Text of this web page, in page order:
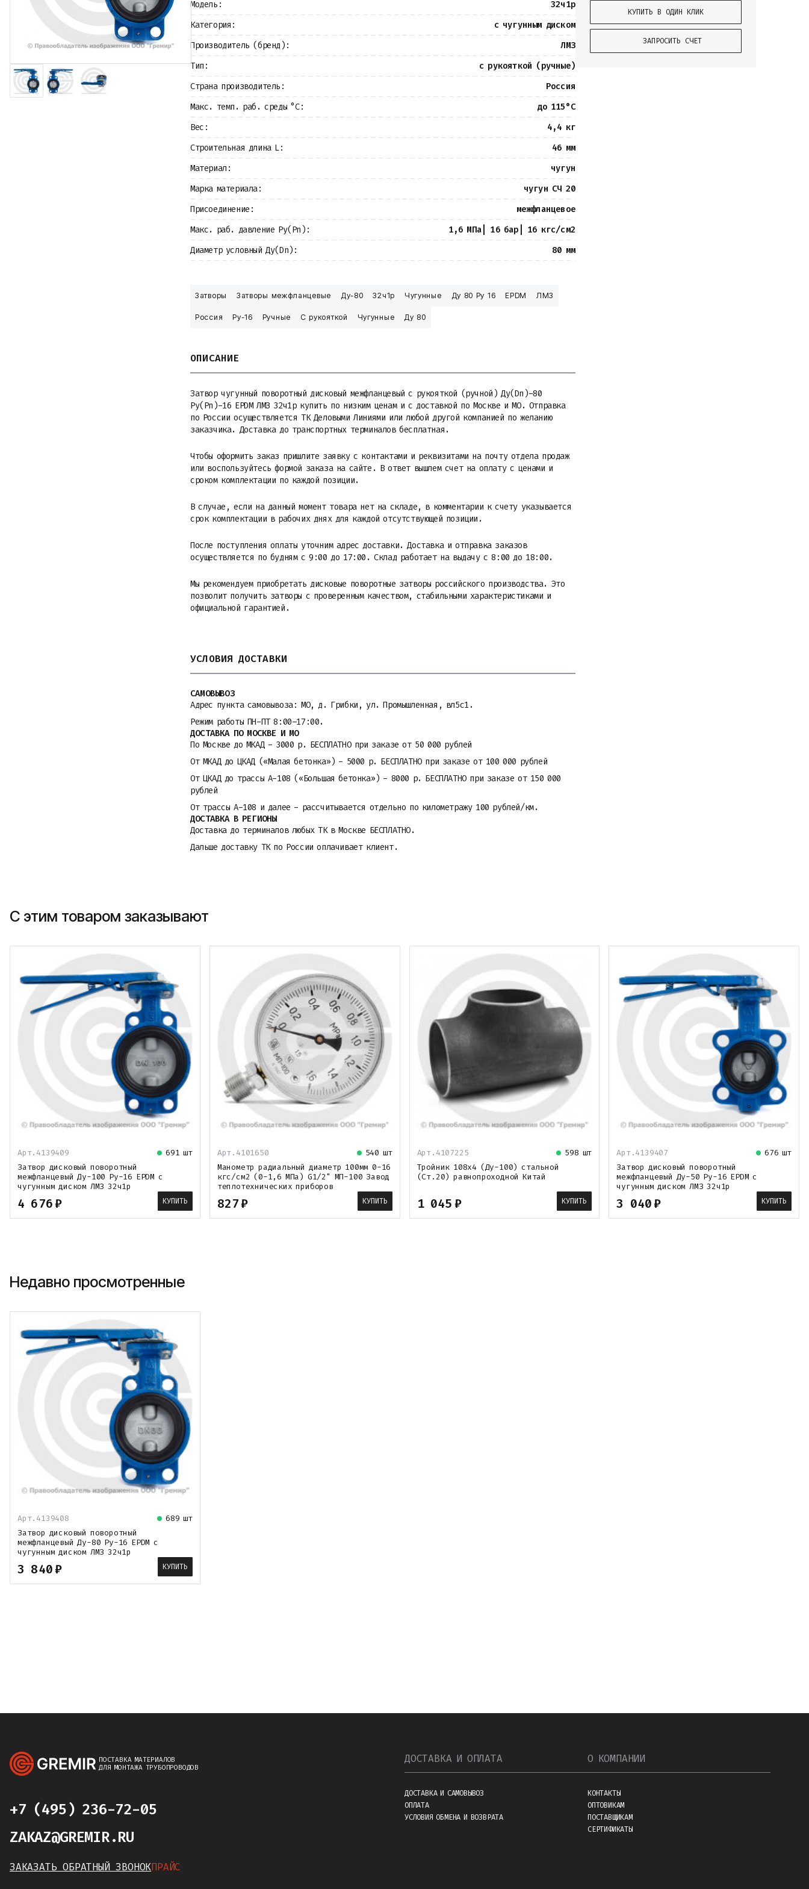
Крепеж
Прокладки и уплотнения
Теплоизоляция
Металлопрокат
Баки
Детали трубопроводов
Водомерные узлы
Модель:
32ч1р
Категория:
с чугунным диском
Производитель (бренд):
ЛМЗ
Тип:
с рукояткой (ручные)
Страна производитель:
Россия
Макс. темп. раб. среды °С:
до 115°С
Вес:
4,4 кг
Строительная длина L:
46 мм
Материал:
чугун
Марка материала:
чугун СЧ 20
Присоединение:
межфланцевое
Макс. раб. давление Ру(Pn):
1,6 МПа| 16 бар| 16 кгс/см2
Диаметр условный Ду(Dn):
80 мм
Затворы Затворы межфланцевые Ду-80 32ч1р Чугунные Ду 80 Ру 16 EPDM ЛМЗ
Россия Ру-16 Ручные С рукояткой Чугунные Ду 80
ОПИСАНИЕ
Затвор чугунный поворотный дисковый межфланцевый с рукояткой (ручной) Ду(Dn)-80
Ру(Pn)-16 EPDM ЛМЗ 32ч1р купить по низким ценам и с доставкой по Москве и МО. Отправка
по России осуществляется ТК Деловыми Линиями или любой другой компанией по желанию
заказчика. Доставка до транспортных терминалов бесплатная.
Чтобы оформить заказ пришлите заявку с контактами и реквизитами на почту отдела продаж
или воспользуйтесь формой заказа на сайте. В ответ вышлем счет на оплату с ценами и
сроком комплектации по каждой позиции.
В случае, если на данный момент товара нет на складе, в комментарии к счету указывается
срок комплектации в рабочих днях для каждой отсутствующей позиции.
После поступления оплаты уточним адрес доставки. Доставка и отправка заказов
осуществляется по будням с 9:00 до 17:00. Склад работает на выдачу с 8:00 до 18:00.
Мы рекомендуем приобретать дисковые поворотные затворы российского производства. Это
позволит получить затворы с проверенным качеством, стабильными характеристиками и
официальной гарантией.
УСЛОВИЯ ДОСТАВКИ
САМОВЫВОЗ
Адрес пункта самовывоза: МО, д. Грибки, ул. Промышленная, вл5с1.
Режим работы ПН-ПТ 8:00–17:00.
ДОСТАВКА ПО МОСКВЕ И МО
По Москве до МКАД - 3000 р. БЕСПЛАТНО при заказе от 50 000 рублей
От МКАД до ЦКАД («Малая бетонка») - 5000 р. БЕСПЛАТНО при заказе от 100 000 рублей
От ЦКАД до трассы A-108 («Большая бетонка») - 8000 р. БЕСПЛАТНО при заказе от 150 000
рублей
От трассы A-108 и далее - рассчитывается отдельно по километражу 100 рублей/км.
ДОСТАВКА В РЕГИОНЫ
Доставка до терминалов любых ТК в Москве БЕСПЛАТНО.
Дальше доставку ТК по России оплачивает клиент.
КУПИТЬ В ОДИН КЛИК
ЗАПРОСИТЬ СЧЕТ
С этим товаром заказывают
Арт.4139409
691 шт
Затвор дисковый поворотный
межфланцевый Ду-100 Ру-16 EPDM с
чугунным диском ЛМЗ 32ч1р
4 676₽ КУПИТЬ
Арт.4101650
540 шт
Манометр радиальный диаметр 100мм 0-16
кгс/см2 (0-1,6 МПа) G1/2" МП-100 Завод
теплотехнических приборов
827₽ КУПИТЬ
Арт.4107225
598 шт
Тройник 108х4 (Ду-100) стальной
(Ст.20) равнопроходной Китай
1 045₽ КУПИТЬ
Арт.4139407
676 шт
Затвор дисковый поворотный
межфланцевый Ду-50 Ру-16 EPDM с
чугунным диском ЛМЗ 32ч1р
3 040₽ КУПИТЬ
Недавно просмотренные
Арт. 4139408
689 шт
Затвор дисковый поворотный
межфланцевый Ду-80 Ру-16 EPDM с
чугунным диском ЛМЗ 32ч1р
3 840₽ КУПИТЬ
ПОСТАВКА МАТЕРИАЛОВ
ДЛЯ МОНТАЖА ТРУБОПРОВОДОВ
+7 (495) 236-72-05
ZAKAZ@GREMIR.RU
ЗАКАЗАТЬ ОБРАТНЫЙ ЗВОНОКПРАЙС
О КОМПАНИИ
КОНТАКТЫ
ОПТОВИКАМ
ПОСТАВЩИКАМ
СЕРТИФИКАТЫ
ДОСТАВКА И ОПЛАТА
ДОСТАВКА И САМОВЫВОЗ
ОПЛАТА
УСЛОВИЯ ОБМЕНА И ВОЗВРАТА